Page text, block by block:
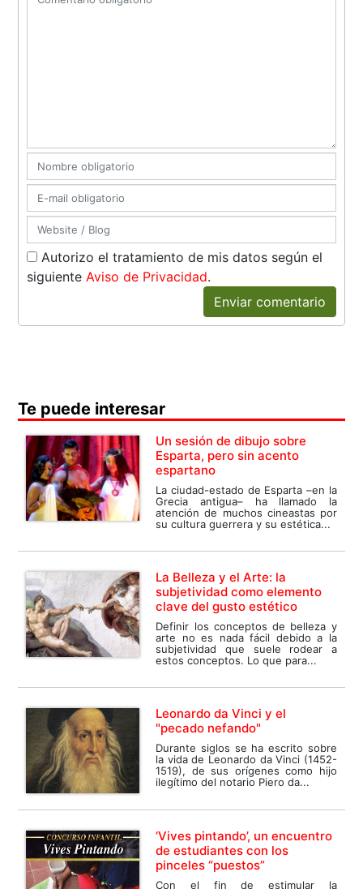
Autorizo el tratamiento de mis datos según el
siguiente Aviso de Privacidad.
Enviar comentario
Te puede interesar
Un sesión de dibujo sobre
Esparta, pero sin acento
espartano
La ciudad-estado de Esparta –en la
Grecia antigua– ha llamado la
atención de muchos cineastas por
su cultura guerrera y su estética...
La Belleza y el Arte: la
subjetividad como elemento
clave del gusto estético
Definir los conceptos de belleza y
arte no es nada fácil debido a la
subjetividad que suele rodear a
estos conceptos. Lo que para...
Leonardo da Vinci y el
"pecado nefando"
Durante siglos se ha escrito sobre
la vida de Leonardo da Vinci (1452-
1519), de sus orígenes como hijo
ilegítimo del notario Piero da...
‘Vives pintando’, un encuentro
de estudiantes con los
pinceles “puestos”
Con el fin de estimular la